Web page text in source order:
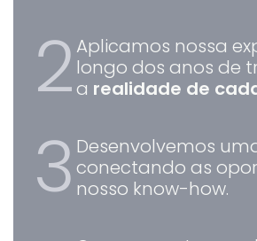
2 Aplicamos nossa
longo dos anos de
a realidade de
3 Desenvolvemos
conectando as
nosso know-how.